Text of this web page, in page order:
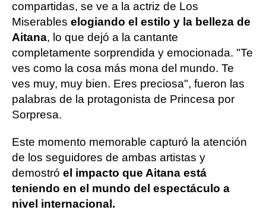
compartidas, se ve a la actriz de Los
Miserables elogiando el estilo y la belleza de
Aitana, lo que dejó a la cantante
completamente sorprendida y emocionada. "Te
ves como la cosa más mona del mundo. Te
ves muy, muy bien. Eres preciosa", fueron las
palabras de la protagonista de Princesa por
Sorpresa.
Este momento memorable capturó la atención
de los seguidores de ambas artistas y
demostró el impacto que Aitana está
teniendo en el mundo del espectáculo a
nivel internacional.